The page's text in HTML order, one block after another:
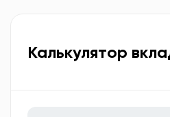
Калькулятор